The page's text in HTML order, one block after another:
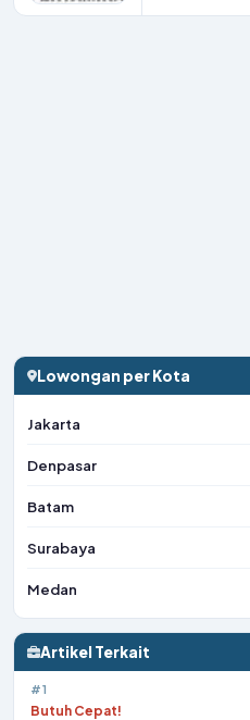
Lowongan per Kota
Jakarta
Denpasar
Batam
Surabaya
Medan
Artikel Terkait
#1
Butuh Cepat!